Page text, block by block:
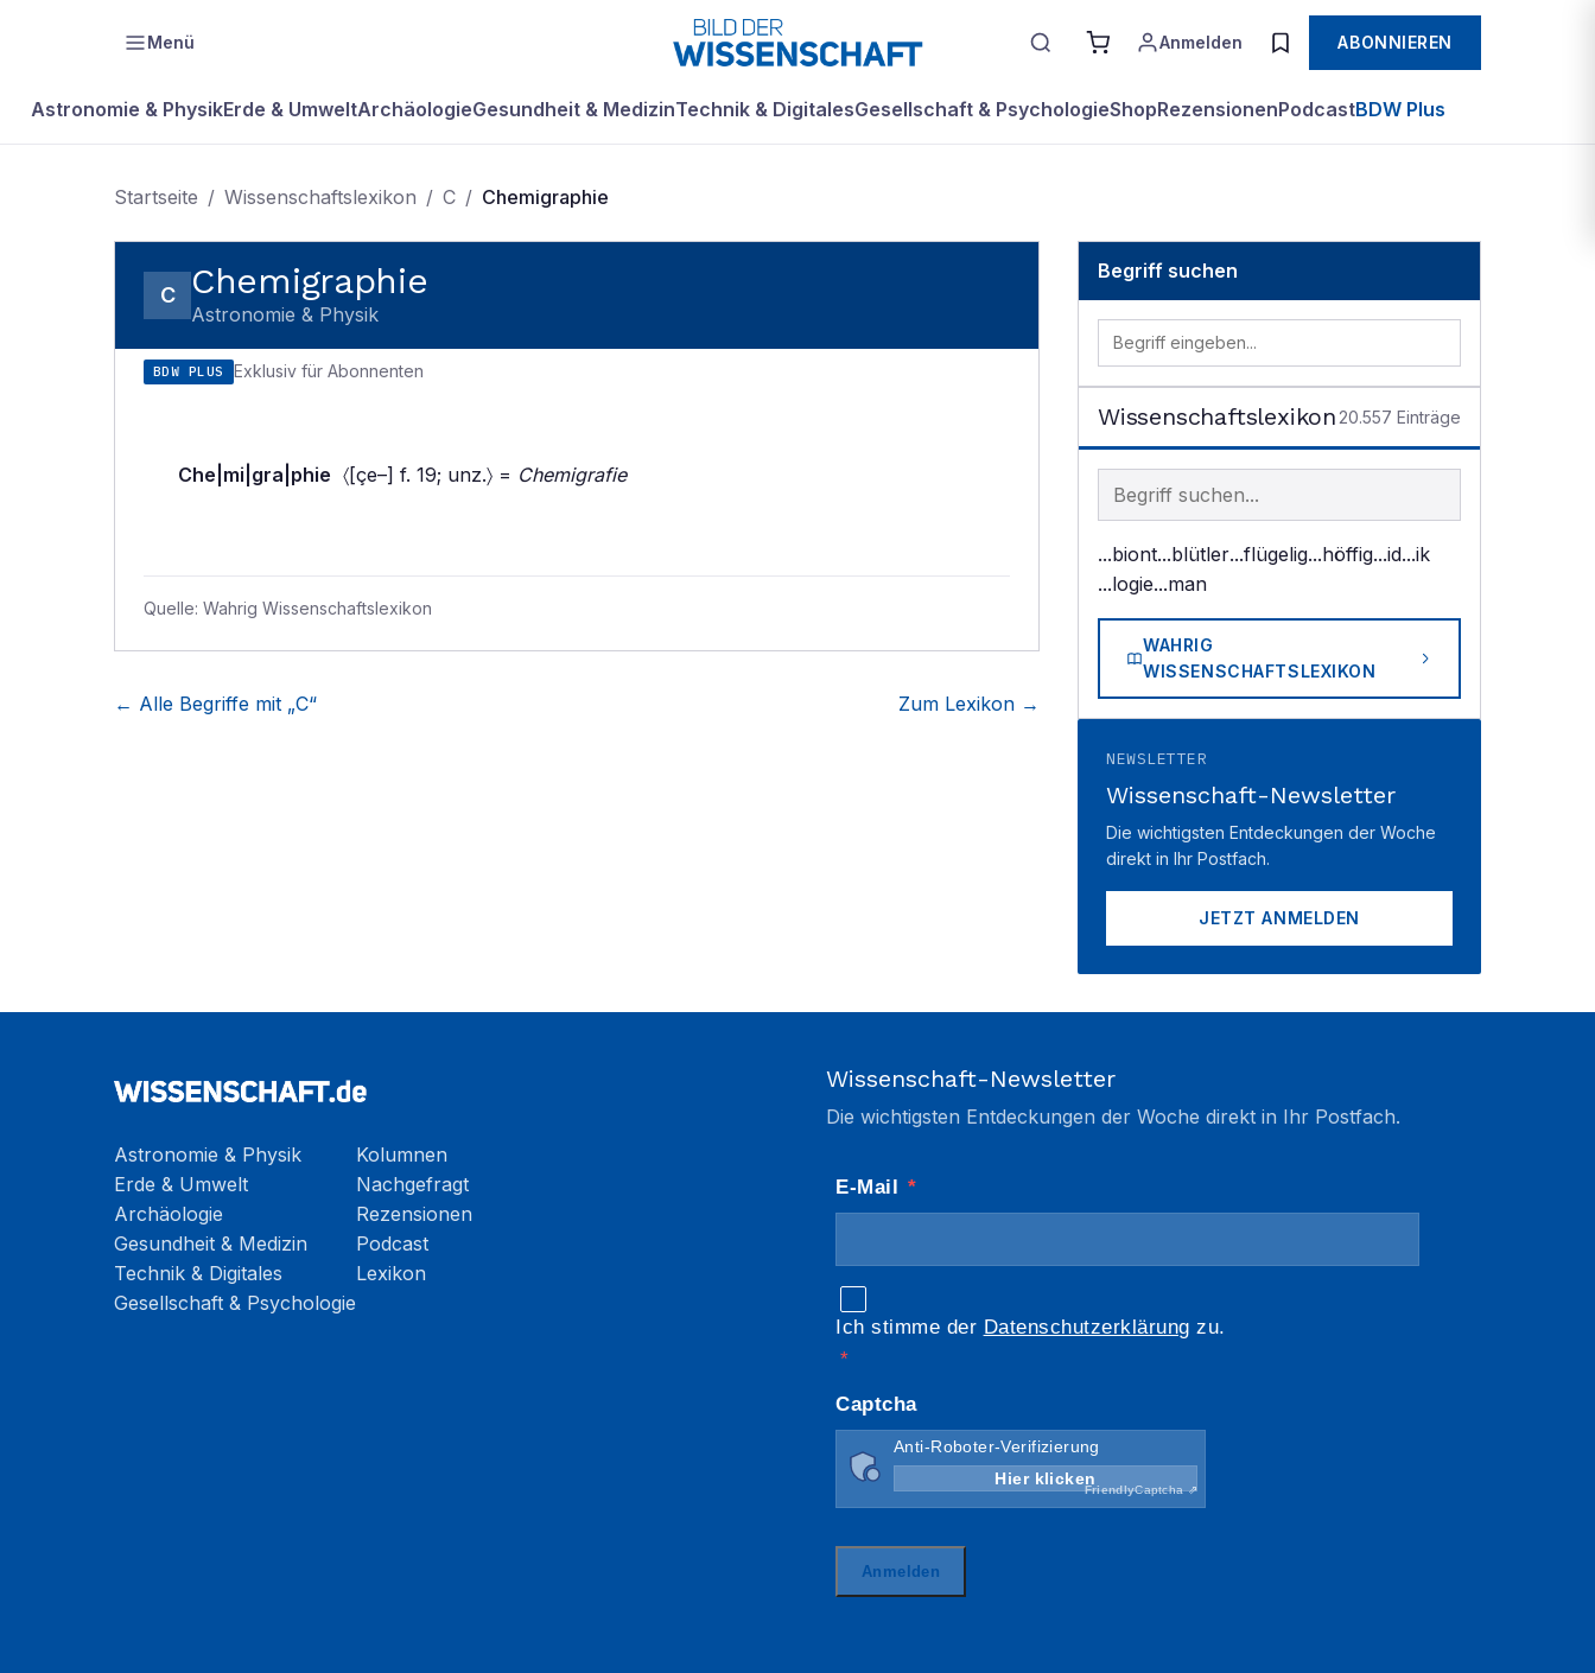
Menü Anmelden ABONNIEREN
Astronomie & PhysikErde & UmweltArchäologieGesundheit & MedizinTechnik & DigitalesGesellschaft & PsychologieShopRezensionenPodcastBDW Plus
Startseite / Wissenschaftslexikon / C / Chemigraphie
C Chemigraphie
Astronomie & Physik
BDW PLUS Exklusiv für Abonnenten
Che|mi|gra|phie 〈[çe–] f. 19; unz.〉 = Chemigrafie
Quelle: Wahrig Wissenschaftslexikon
← Alle Begriffe mit „C“ Zum Lexikon →
Begriff suchen
Wissenschaftslexikon 20.557 Einträge
Begriff im Lexikon suchen
...biont...blütler...flügelig...höffig...id...ik
...logie...man
WAHRIG
WISSENSCHAFTSLEXIKON
NEWSLETTER
Wissenschaft-Newsletter
Die wichtigsten Entdeckungen der Woche
direkt in Ihr Postfach.
JETZT ANMELDEN
Astronomie & Physik
Erde & Umwelt
Archäologie
Gesundheit & Medizin
Technik & Digitales
Gesellschaft & Psychologie
Kolumnen
Nachgefragt
Rezensionen
Podcast
Lexikon
Wissenschaft-Newsletter
Die wichtigsten Entdeckungen der Woche direkt in Ihr Postfach.